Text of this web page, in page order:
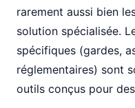
rarement aussi bien
solution spécialisée.
spécifiques (gardes,
réglementaires) sont
outils conçus pour